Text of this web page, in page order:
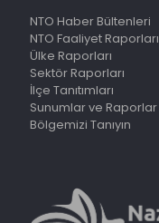
NTO Haber Bültenleri
NTO Faaliyet Raporları
Ülke Raporları
Sektör Raporları
İlçe Tanıtımları
Sunumlar ve Raporlar
Bölgemizi Tanıyın